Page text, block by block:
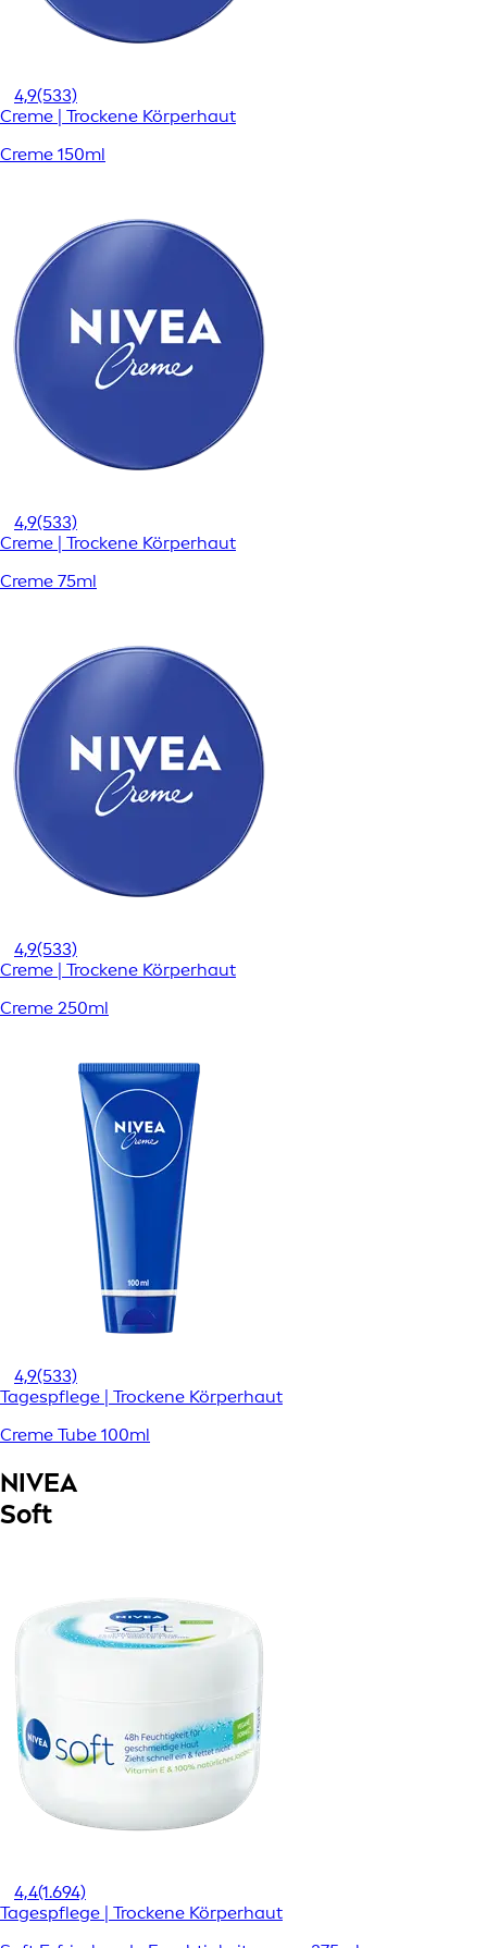
4,9(533)
Creme | Trockene Körperhaut
Creme 150ml
4,9(533)
Creme | Trockene Körperhaut
Creme 75ml
4,9(533)
Creme | Trockene Körperhaut
Creme 250ml
4,9(533)
Tagespflege | Trockene Körperhaut
Creme Tube 100ml
NIVEA
Soft
4,4(1.694)
Tagespflege | Trockene Körperhaut